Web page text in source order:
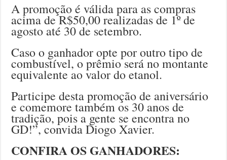
A promoção é válida para as compras
acima de R$50,00 realizadas de 1º de
agosto até 30 de setembro.
Caso o ganhador opte por outro tipo de
combustível, o prêmio será no montante
equivalente ao valor do etanol.
Participe desta promoção de aniversário
e comemore também os 30 anos de
tradição, pois a gente se encontra no
GD!”, convida Diogo Xavier.
CONFIRA OS GANHADORES: